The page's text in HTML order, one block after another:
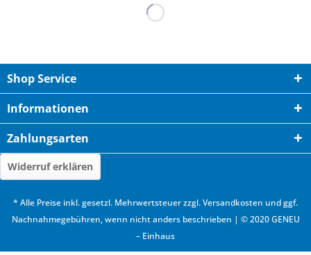
Shop Service
Informationen
Zahlungsarten
Widerruf erklären
* Alle Preise inkl. gesetzl. Mehrwertsteuer zzgl.Versandkosten und ggf.
Nachnahmegebühren, wenn nicht anders beschrieben | © 2020 GENEU
– Einhaus